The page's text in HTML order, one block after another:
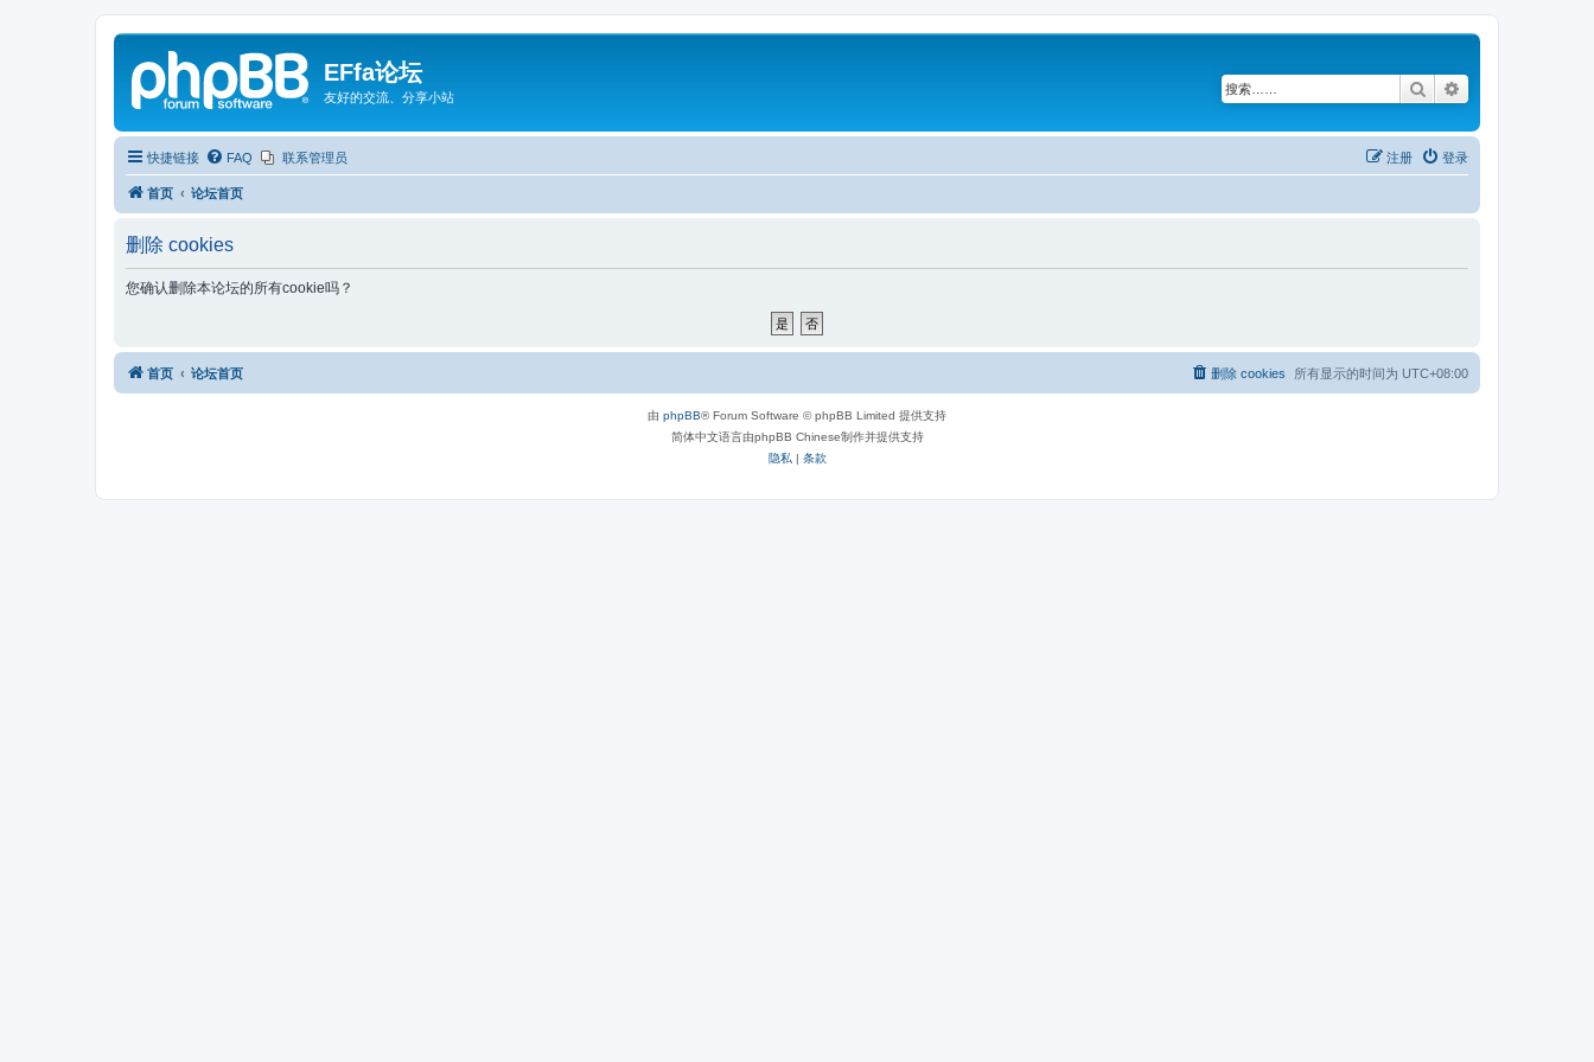
EFfa论坛
友好的交流、分享小站 搜索
快捷链接 FAQ 联系管理员 登录
注册
首页 论坛首页
删除 cookies
您确认删除本论坛的所有cookie吗？
首页 论坛首页 所有显示的时间为 UTC+08:00
删除 cookies
由 phpBB® Forum Software © phpBB Limited 提供支持
简体中文语言由phpBB Chinese制作并提供支持
隐私 | 条款